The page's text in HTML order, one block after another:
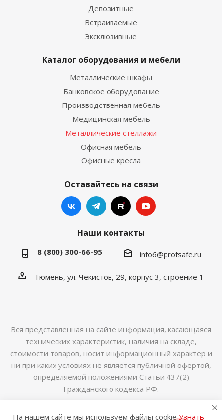
Депозитные
Встраиваемые
Эксклюзивные
Каталог оборудования и мебели
Металлические шкафы
Банковское оборудование
Производственная мебель
Медицинская мебель
Металлические стеллажи
Офисная мебель
Офисные кресла
Оставайтесь на связи
Наши контакты
8 (800) 300-66-95 info6@profsafe.ru
Тюмень, ул. Чекистов, 29, корпус 3, строение 1
Вся представленная на сайте информация, касающаяся
технических характеристик, наличия на складе,
стоимости товаров, носит информационный характер и
ни при каких условиях не является публичной офертой,
определяемой положениями Статьи 437(2)
Гражданского кодекса РФ.
2014-2026 © Интернет магазин сейфов и металлической
На нашем сайте мы используем файлы cookieУзнать